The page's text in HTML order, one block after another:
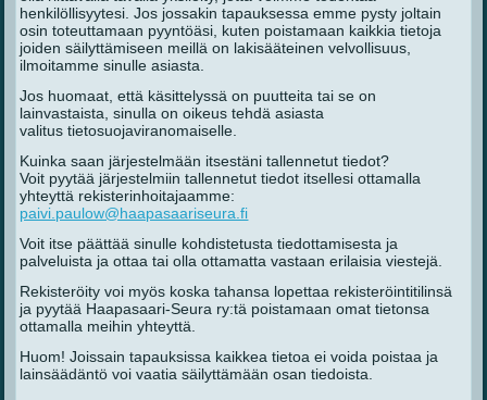
henkilöllisyytesi. Jos jossakin tapauksessa emme pysty joltain
osin toteuttamaan pyyntöäsi, kuten poistamaan kaikkia tietoja
joiden säilyttämiseen meillä on lakisääteinen velvollisuus,
ilmoitamme sinulle asiasta.
Jos huomaat, että käsittelyssä on puutteita tai se on
lainvastaista, sinulla on oikeus tehdä asiasta
valitus tietosuojaviranomaiselle.
Kuinka saan järjestelmään itsestäni tallennetut tiedot?
Voit pyytää järjestelmiin tallennetut tiedot itsellesi ottamalla
yhteyttä rekisterinhoitajaamme:
paivi.paulow@haapasaariseura.fi
Voit itse päättää sinulle kohdistetusta tiedottamisesta ja
palveluista ja ottaa tai olla ottamatta vastaan erilaisia viestejä.
Rekisteröity voi myös koska tahansa lopettaa rekisteröintitilinsä
ja pyytää Haapasaari-Seura ry:tä poistamaan omat tietonsa
ottamalla meihin yhteyttä.
Huom! Joissain tapauksissa kaikkea tietoa ei voida poistaa ja
lainsäädäntö voi vaatia säilyttämään osan tiedoista.